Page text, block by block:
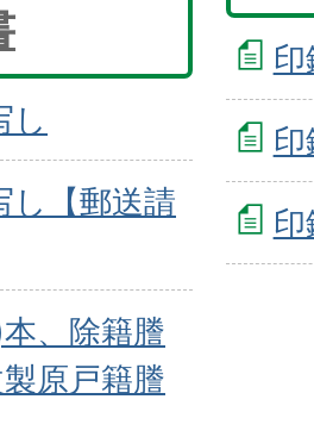
し
し【郵送請
、除籍謄
原戸籍謄